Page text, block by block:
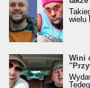
wielu
Wini